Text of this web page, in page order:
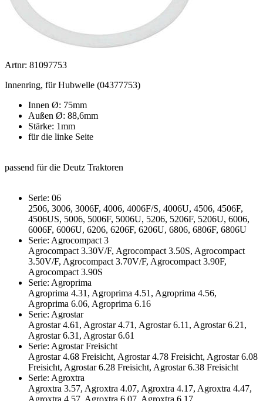
Artnr: 81097753
Innenring, für Hubwelle (04377753)
Innen Ø: 75mm
Außen Ø: 88,6mm
Stärke: 1mm
für die linke Seite
passend für die Deutz Traktoren
Serie: 06
2506, 3006, 3006F, 4006, 4006F/S, 4006U, 4506, 4506F,
4506US, 5006, 5006F, 5006U, 5206, 5206F, 5206U, 6006,
6006F, 6006U, 6206, 6206F, 6206U, 6806, 6806F, 6806U
Serie: Agrocompact 3
Agrocompact 3.30V/F, Agrocompact 3.50S, Agrocompact
3.50V/F, Agrocompact 3.70V/F, Agrocompact 3.90F,
Agrocompact 3.90S
Serie: Agroprima
Agroprima 4.31, Agroprima 4.51, Agroprima 4.56,
Agroprima 6.06, Agroprima 6.16
Serie: Agrostar
Agrostar 4.61, Agrostar 4.71, Agrostar 6.11, Agrostar 6.21,
Agrostar 6.31, Agrostar 6.61
Serie: Agrostar Freisicht
Agrostar 4.68 Freisicht, Agrostar 4.78 Freisicht, Agrostar 6.08
Freisicht, Agrostar 6.28 Freisicht, Agrostar 6.38 Freisicht
Serie: Agroxtra
Agroxtra 3.57, Agroxtra 4.07, Agroxtra 4.17, Agroxtra 4.47,
Agroxtra 4.57, Agroxtra 6.07, Agroxtra 6.17